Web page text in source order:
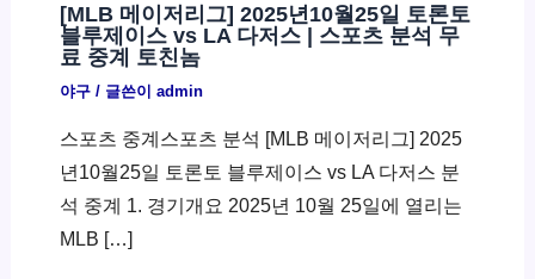
[MLB 메이저리그] 2025년10월25일 토론토
블루제이스 vs LA 다저스 | 스포츠 분석 무
료 중계 토친놈
야구/ 글쓴이 admin
스포츠 중계스포츠 분석 [MLB 메이저리그] 2025
년10월25일 토론토 블루제이스 vs LA 다저스 분
석 중계 1. 경기개요 2025년 10월 25일에 열리는
MLB […]